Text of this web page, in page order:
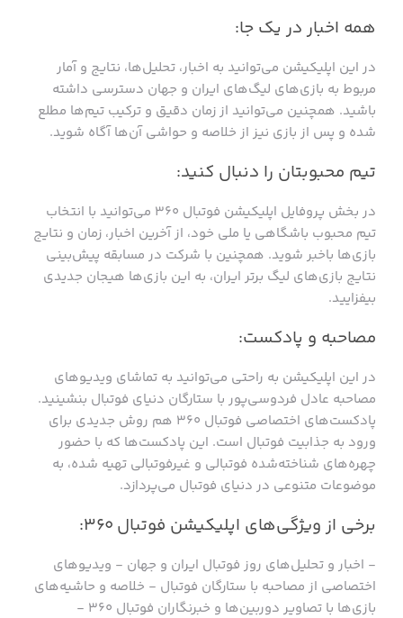
همه‌ اخبار در یک جا:
در این اپلیکیشن می‌توانید به اخبار، تحلیل‌ها، نتایج و آمار
مربوط به بازی‌های لیگ‌های ایران و جهان دسترسی داشته
باشید. همچنین می‌توانید از زمان دقیق و ترکیب تیم‌ها مطلع
شده و پس از بازی نیز از خلاصه و حواشی آن‌ها آگاه شوید.
تیم محبوبتان را دنبال کنید:
در بخش پروفایل اپلیکیشن فوتبال ۳۶۰ می‌توانید با انتخاب
تیم محبوب باشگاهی یا ملی خود، از آخرین اخبار، زمان و نتایج
بازی‌ها باخبر شوید. همچنین با شرکت در مسابقه پیش‌بینی
نتایج بازی‌های لیگ برتر ایران، به این بازی‌ها هیجان جدیدی
بیفزایید.
مصاحبه و پادکست:
در این اپلیکیشن به راحتی می‌توانید به تماشای ویدیوهای
مصاحبه عادل فردوسی‌پور با ستارگان دنیای فوتبال بنشینید.
پادکست‌های اختصاصی فوتبال ۳۶۰ هم روش جدیدی برای
ورود به جذابیت فوتبال است. این پادکست‌ها که با حضور
چهره‌های شناخته‌شده‌ فوتبالی و غیرفوتبالی تهیه شده، به
موضوعات متنوعی در دنیای فوتبال می‌پردازد.
برخی از ویژگی‌های اپلیکیشن فوتبال ۳۶۰:
- اخبار و تحلیل‌های روز فوتبال ایران و جهان - ویدیوهای
اختصاصی از مصاحبه با ستارگان فوتبال - خلاصه و حاشیه‌های
بازی‌ها با تصاویر دوربین‌ها و خبرنگاران فوتبال ۳۶۰ -